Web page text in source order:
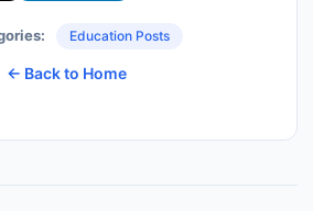
Education Posts
← Back to Home